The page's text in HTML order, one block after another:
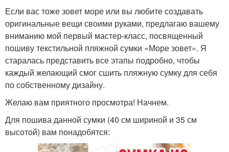
Если вас тоже зовет море или вы любите создавать
оригинальные вещи своими руками, предлагаю вашему
вниманию мой первый мастер-класс, посвященный
пошиву текстильной пляжной сумки «Море зовет». Я
старалась представить все этапы подробно, чтобы
каждый желающий смог сшить пляжную сумку для себя
по собственному дизайну.
Желаю вам приятного просмотра! Начнем.
Для пошива данной сумки (40 см шириной и 35 см
высотой) вам понадобятся: